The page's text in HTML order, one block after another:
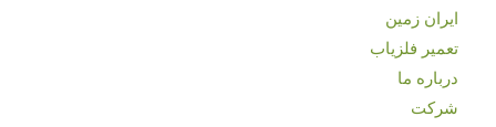
ایران زمین
تعمیر فلزیاب
درباره ما
شرکت